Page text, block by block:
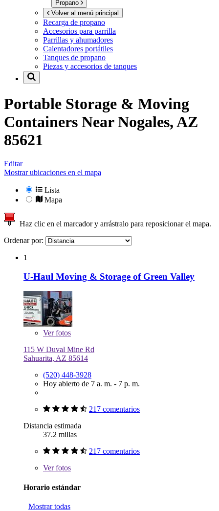
Propano
Volver al menú principal
Recarga de propano
Accesorios para parrilla
Parrillas y ahumadores
Calentadores portátiles
Tanques de propano
Piezas y accesorios de tanques
Portable Storage & Moving
Containers NearNogales, AZ
85621
Editar
Mostrar ubicaciones en el mapa
Lista
Mapa
Haz clic en el marcador y arrástralo para reposicionar el mapa.
Ordenar por:
1
U-Haul Moving & Storage of Green Valley
Verfotos
115 W Duval Mine Rd
Sahuarita, AZ 85614
(520) 448-3928
Hoy abierto de 7 a. m. - 7 p. m.
217 comentarios
Distancia estimada
37.2 millas
217 comentarios
Verfotos
Horario estándar
Mostrar todas